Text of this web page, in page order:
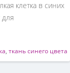
клетка в синих
для
, ткань синего цвета